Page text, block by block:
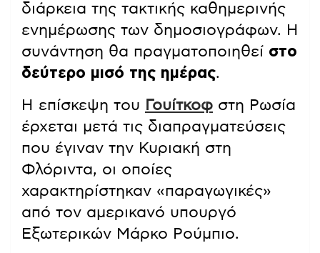
διάρκεια της τακτικής καθημερινής
ενημέρωσης των δημοσιογράφων. Η
συνάντηση θα πραγματοποιηθεί στο
δεύτερο μισό της ημέρας.
Η επίσκεψη του Γουίτκοφ στη Ρωσία
έρχεται μετά τις διαπραγματεύσεις
που έγιναν την Κυριακή στη
Φλόριντα, οι οποίες
χαρακτηρίστηκαν «παραγωγικές»
από τον αμερικανό υπουργό
Εξωτερικών Μάρκο Ρούμπιο.